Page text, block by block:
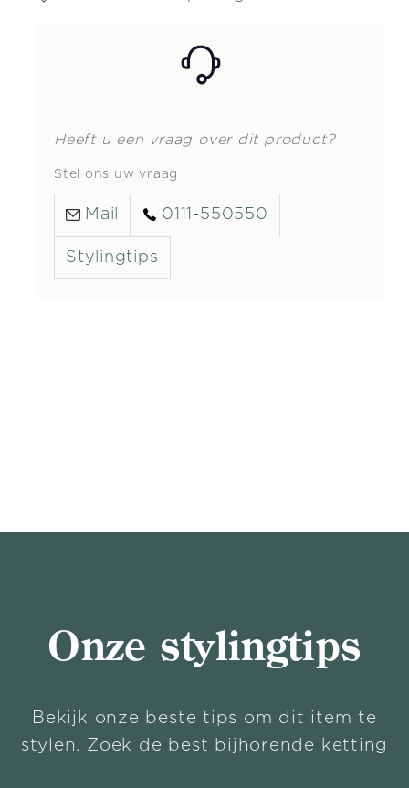
Heeft u een vraag over dit product?
Stel ons uw vraag
Mail 0111-550550
Stylingtips
Onze stylingtips
Bekijk onze beste tips om dit item te
stylen. Zoek de best bijhorende ketting